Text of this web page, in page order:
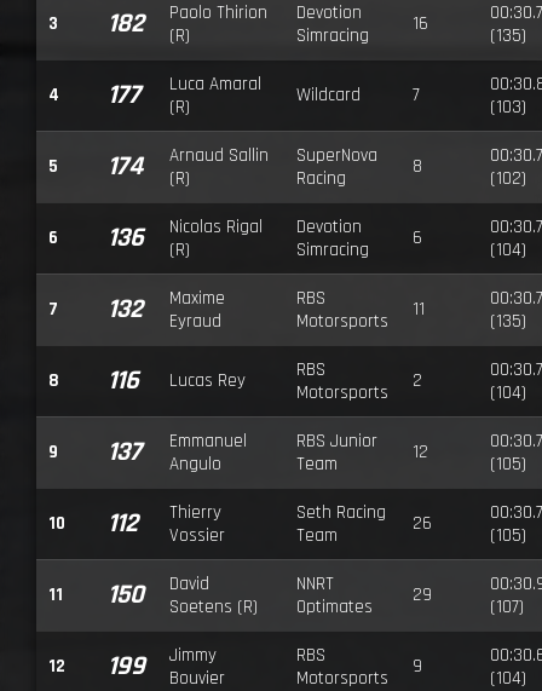
3 182
Paolo Thirion
(R)
Devotion
Simracing
16
(135)
4 177
Luca Amaral
(R)
Wildcard 7
(103)
5 174
Arnaud Sallin
(R)
SuperNova
Racing
8
(102)
6 136
Nicolas Rigal
(R)
Devotion
Simracing
6
(104)
7 132
Maxime
Eyraud
RBS
Motorsports
11
(135)
8 116 Lucas Rey
RBS
Motorsports
2
(104)
9 137
Emmanuel
Angulo
RBS Junior
Team
12
(105)
10 112
Thierry
Vossier
Seth Racing
Team
26
(105)
11 150
David
Soetens (R)
NNRT
Optimates
29
(107)
12 199
Jimmy
Bouvier
RBS
Motorsports
9
(104)